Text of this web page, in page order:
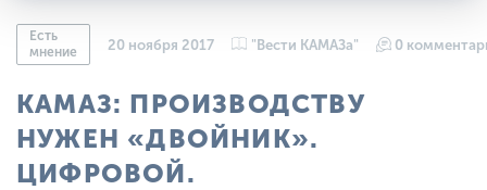
Есть
мнение
20 ноября 2017 "Вести КАМАЗа" 0
КАМАЗ: ПРОИЗВОДСТВУ
НУЖЕН «ДВОЙНИК».
ЦИФРОВОЙ.